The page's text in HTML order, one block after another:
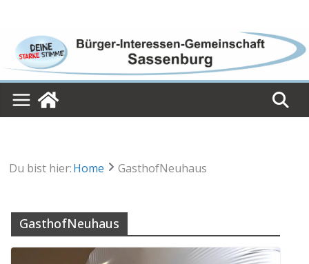
content
Du bist hier:Home GasthofNeuhaus
GasthofNeuhaus